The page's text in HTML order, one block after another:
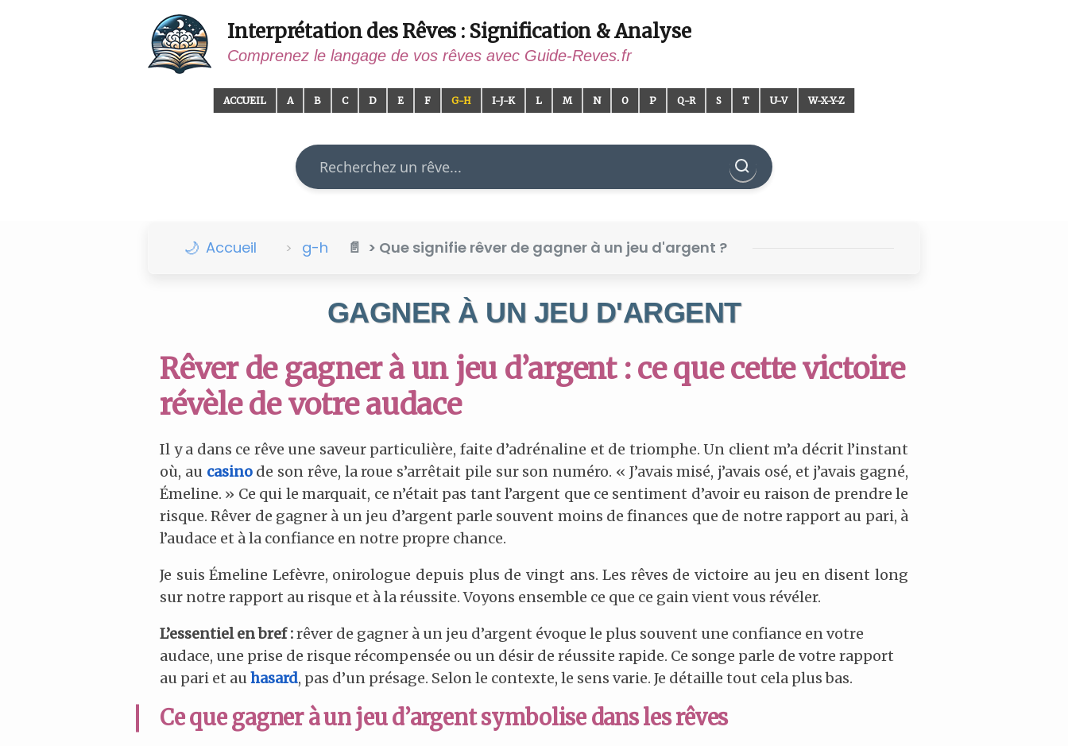
Interprétation des Rêves : Signification & Analyse
Comprenez le langage de vos rêves avec Guide-Reves.fr
ACCUEIL A B C D E F G-H I-J-K L M N O P Q-R S T U-V W-X-Y-Z
Rechercher
Accueil g-h > Que signifie rêver de gagner à un jeu d'argent ?
GAGNER À UN JEU D'ARGENT
Rêver de gagner à un jeu d’argent : ce que cette victoire
révèle de votre audace
Il y a dans ce rêve une saveur particulière, faite d’adrénaline et de triomphe. Un client m’a décrit l’instant
où, au casinode son rêve, la roue s’arrêtait pile sur son numéro. « J’avais misé, j’avais osé, et j’avais gagné,
Émeline. » Ce qui le marquait, ce n’était pas tant l’argent que ce sentiment d’avoir eu raison de prendre le
risque. Rêver de gagner à un jeu d’argent parle souvent moins de finances que de notre rapport au pari, à
l’audace et à la confiance en notre propre chance.
Je suis Émeline Lefèvre, onirologue depuis plus de vingt ans. Les rêves de victoire au jeu en disent long
sur notre rapport au risque et à la réussite. Voyons ensemble ce que ce gain vient vous révéler.
L’essentiel en bref :rêver de gagner à un jeu d’argent évoque le plus souvent une confiance en votre
audace, une prise de risque récompensée ou un désir de réussite rapide. Ce songe parle de votre rapport
au pari et au hasard, pas d’un présage. Selon le contexte, le sens varie. Je détaille tout cela plus bas.
Ce que gagner à un jeu d’argent symbolise dans les rêves